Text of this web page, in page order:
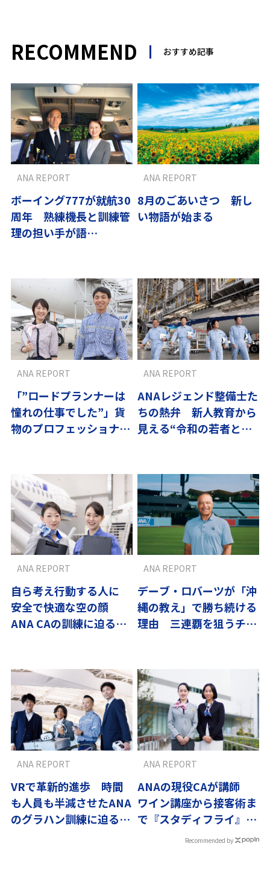
RECOMMEND おすすめ記事
ボーイング777が就航30
周年 熟練機長と訓練管
理の担い手が語
ANA REPORT
8月のごあいさつ 新し
い物語が始まる
ANA REPORT
「”ロードプランナーは
憧れの仕事でした”」貨
物のプロフェッショナル
ANA REPORT
ANAレジェンド整備士た
ちの熱弁 新人教育から
見える“令和の若者と昭
ANA REPORT
自ら考え行動する人に
安全で快適な空の顔
ANA CAの訓練に迫る〜
ANA REPORT
デーブ・ロバーツが「沖
縄の教え」で勝ち続ける
理由 三連覇を狙うチー
ANA REPORT
VRで革新的進歩 時間
も人員も半減させたANA
のグラハン訓練に迫る〜
ANA REPORT
ANAの現役CAが講師
ワイン講座から接客術ま
で『スタディフライ』で
ANA REPORT
Recommended by